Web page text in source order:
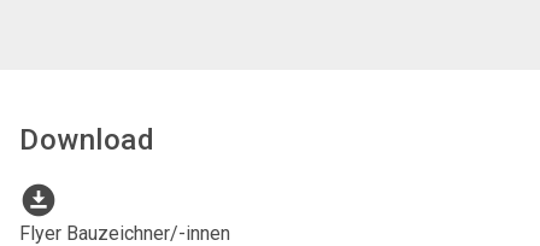
Download
download_for_offline
Flyer Bauzeichner/-innen